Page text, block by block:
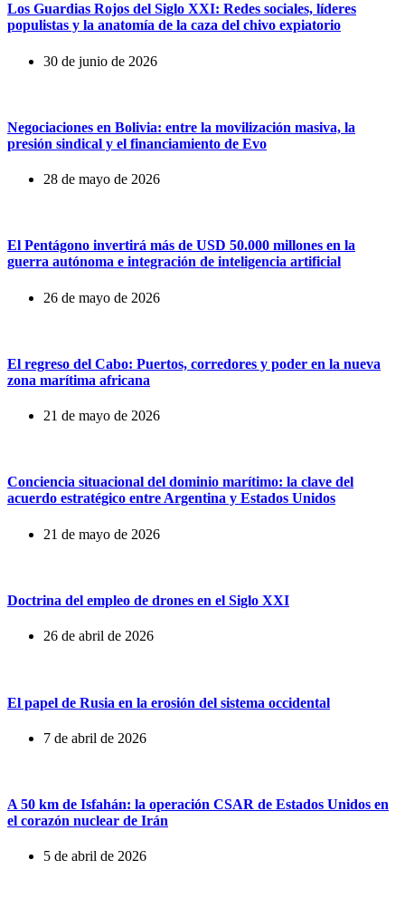
Los Guardias Rojos del Siglo XXI: Redes sociales, líderes
populistas y la anatomía de la caza del chivo expiatorio
30 de junio de 2026
Negociaciones en Bolivia: entre la movilización masiva, la
presión sindical y el financiamiento de Evo
28 de mayo de 2026
El Pentágono invertirá más de USD 50.000 millones en la
guerra autónoma e integración de inteligencia artificial
26 de mayo de 2026
El regreso del Cabo: Puertos, corredores y poder en la nueva
zona marítima africana
21 de mayo de 2026
Conciencia situacional del dominio marítimo: la clave del
acuerdo estratégico entre Argentina y Estados Unidos
21 de mayo de 2026
Doctrina del empleo de drones en el Siglo XXI
26 de abril de 2026
El papel de Rusia en la erosión del sistema occidental
7 de abril de 2026
A 50 km de Isfahán: la operación CSAR de Estados Unidos en
el corazón nuclear de Irán
5 de abril de 2026